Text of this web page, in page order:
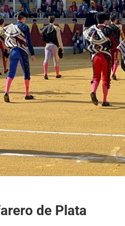
de Plata